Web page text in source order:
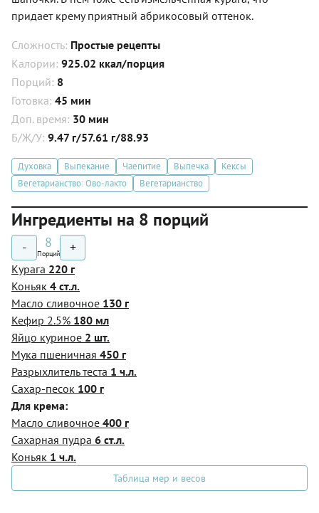
придает крему приятный абрикосовый оттенок.
Сложность: Простые рецепты
Калории: 925.02 ккал/порция
Порций: 8
Готовка: 45 мин
Доп. время: 30 мин
Б/Ж/У: 9.47 г/57.61 г/88.93
Духовка Выпекание Чаепитие Выпечка
Кексы
Вегетарианство: Ово-лакто
Вегетарианство
Ингредиенты на 8 порций
- 8
Порций +
Курага 220 г
Коньяк 4 ст.л.
Масло сливочное 130 г
Кефир 2.5% 180 мл
Яйцо куриное 2 шт.
Мука пшеничная 450 г
Разрыхлитель теста 1 ч.л.
Сахар-песок 100 г
Для крема:
Масло сливочное 400 г
Сахарная пудра 6 ст.л.
Коньяк 1 ч.л.
Таблица мер и весов